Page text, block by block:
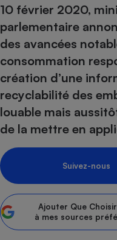
10 février 2020,
parlementaire
des avancées
consommation
création d’une
recyclabilité des
louable mais
de la mettre en
Suivez-nous
Ajouter Que Choisir
à mes sources
Choisir son fioul
Choisir son pellet
Comparateur
Energie Moins
Toutes les cartes